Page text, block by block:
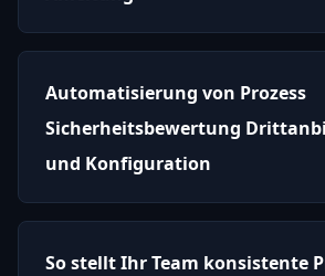
Automatisierung von Prozess
Sicherheitsbewertung
und Konfiguration
So stellt Ihr Team konsistente